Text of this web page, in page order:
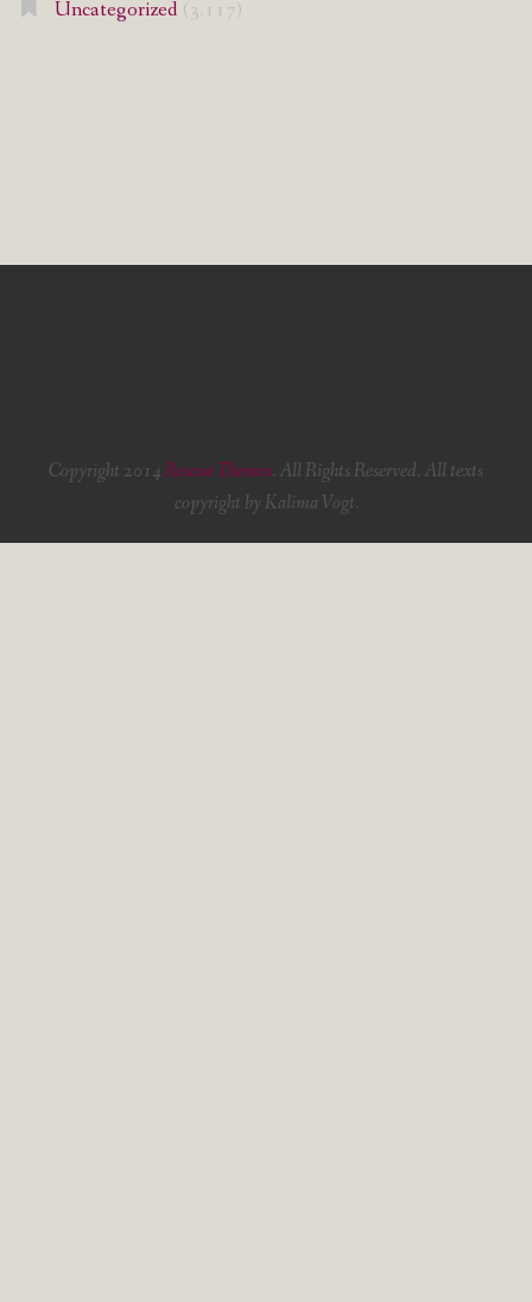
Uncategorized (3.117)
Copyright 2014Rescue Themes. All Rights Reserved. All texts
copyright by Kalima Vogt.